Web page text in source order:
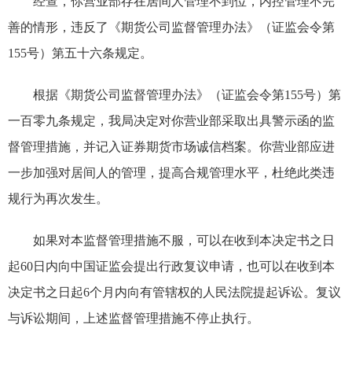
善的情形，违反了
《期货公司监督管理办法》（证监会令第
155号）第五十六条规定。
根据《期货公司监督管理办法》（证监会令第155号）第
一百零九条规定，我局决定对你营业部采取出具警示函的监
督管理措施， 并记入证券期货市场诚信档案。 你营业部应进
一步加强对居间人的管理，提高合规管理水平，杜绝此类违
规行为再次发生。
如果对本监督管理措施不服，可以在收到本决定书之日
起60日内向中国证监会提出行政复议申请，也可以在收到本
决定书之日起6个月内向有管辖权的人民法院提起诉讼。复议
与诉讼期间，上述监督管理措施不停止执行。